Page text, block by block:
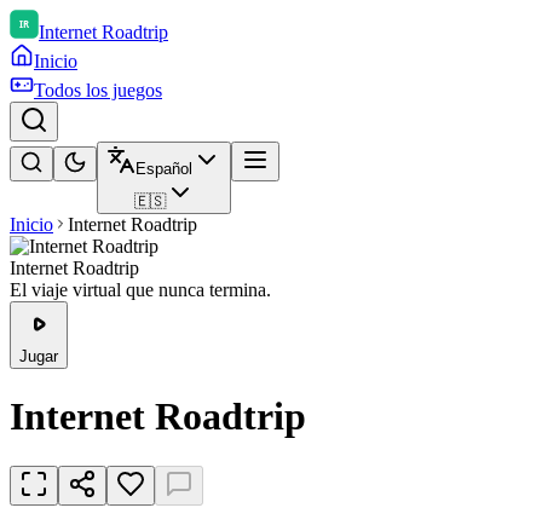
Internet Roadtrip
Inicio
Todos los juegos
Español
🇪🇸
Inicio Internet Roadtrip
Internet Roadtrip
El viaje virtual que nunca termina.
Jugar
Internet Roadtrip